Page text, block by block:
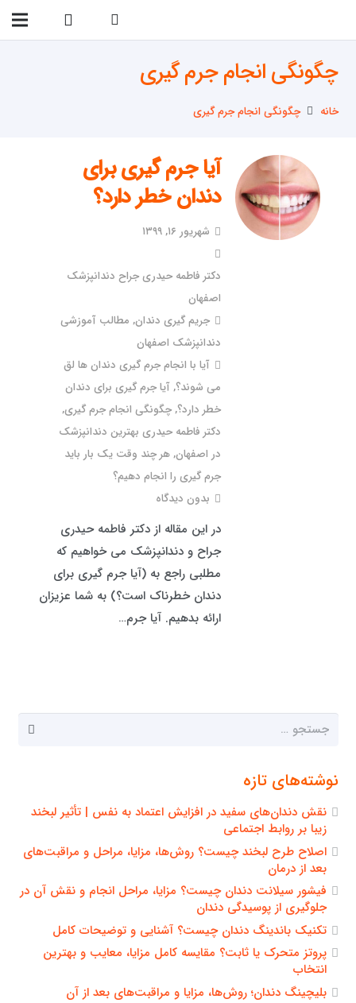
چگونگی انجام جرم گیری
خانه چگونگی انجام جرم گیری
آیا جرم گیری برای
دندان خطر دارد؟
شهریور ۱۶, ۱۳۹۹
دکتر فاطمه حیدری جراح دندانپزشک
اصفهان
جریم گیری دندان, مطالب آموزشی
دندانپزشک اصفهان
آیا با انجام جرم گیری دندان ها لق
می شوند؟, آیا جرم گیری برای دندان
خطر دارد؟,چگونگی انجام جرم گیری,
دکتر فاطمه حیدری بهترین دندانپزشک
در اصفهان,هر چند وقت یک بار باید
جرم گیری را انجام دهیم؟
بدون دیدگاه
در این مقاله از دکتر فاطمه حیدری
جراح و دندانپزشک می خواهیم که
مطلبی راجع به (آیا جرم گیری برای
دندان خطرناک است؟) به شما عزیزان
ارائه بدهیم. آیا جرم…
جستجو
نوشته‌های تازه
نقش دندان‌های سفید در افزایش اعتماد به نفس | تأثیر لبخند
زیبا بر روابط اجتماعی
اصلاح طرح لبخند چیست؟ روش‌ها، مزایا، مراحل و مراقبت‌های
بعد از درمان
فیشور سیلانت دندان چیست؟ مزایا، مراحل انجام و نقش آن در
جلوگیری از پوسیدگی دندان
تکنیک باندینگ دندان چیست؟ آشنایی و توضیحات کامل
پروتز متحرک یا ثابت؟ مقایسه کامل مزایا، معایب و بهترین
انتخاب
بلیچینگ دندان؛ روش‌ها، مزایا و مراقبت‌های بعد از آن